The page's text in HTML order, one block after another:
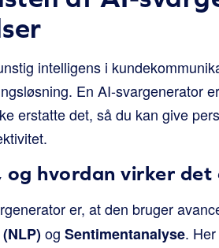
intelligens i
En AI-svargenerator
erstatte det, så du kan give
og hvordan virker det
er, at den bruger
og Sentimentanalyse.